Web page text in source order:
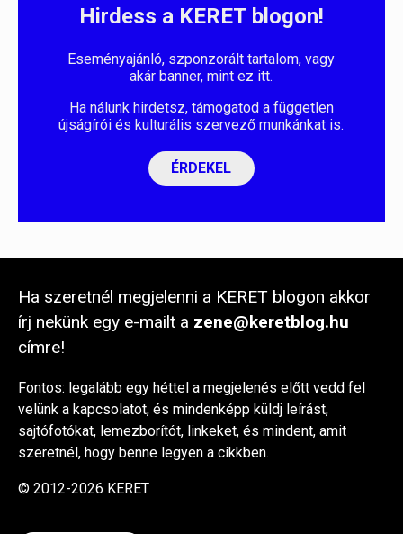
Hirdess a KERET blogon!
Eseményajánló, szponzorált tartalom, vagy
akár banner, mint ez itt.
Ha nálunk hirdetsz, támogatod a független
újságírói és kulturális szervező munkánkat is.
ÉRDEKEL
Ha szeretnél megjelenni a KERET blogon akkor
írj nekünk egy e-mailt a zene@keretblog.hu
címre!
Fontos: legalább egy héttel a megjelenés előtt vedd fel
velünk a kapcsolatot, és mindenképp küldj leírást,
sajtófotókat, lemezborítót, linkeket, és mindent, amit
szeretnél, hogy benne legyen a cikkben.
© 2012-2026 KERET